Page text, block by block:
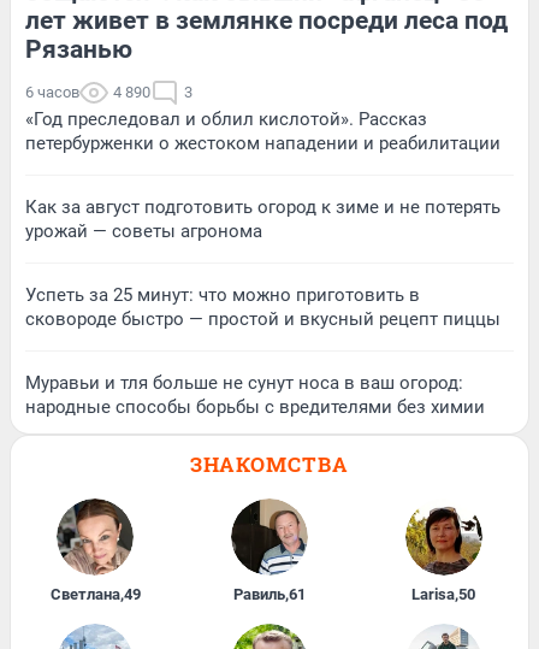
лет живет в землянке посреди леса под
Рязанью
6 часов 4 890 3
«Год преследовал и облил кислотой». Рассказ
петербурженки о жестоком нападении и реабилитации
Как за август подготовить огород к зиме и не потерять
урожай — советы агронома
Успеть за 25 минут: что можно приготовить в
сковороде быстро — простой и вкусный рецепт пиццы
Муравьи и тля больше не сунут носа в ваш огород:
народные способы борьбы с вредителями без химии
ЗНАКОМСТВА
Светлана,49 Равиль,61 Larisa,50